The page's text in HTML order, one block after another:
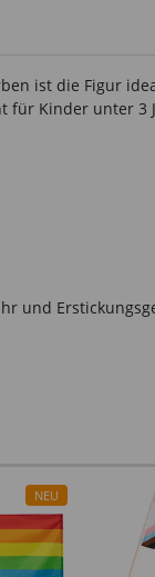
ist die Figur
für Kinder unter 3
und
NEU